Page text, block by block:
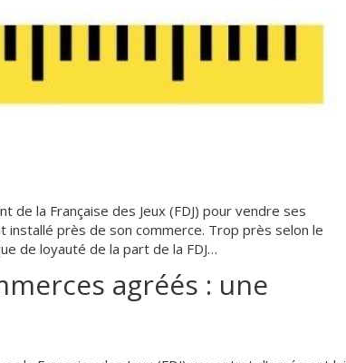
de la Française des Jeux (FDJ) pour vendre ses
installé près de son commerce. Trop près selon le
de loyauté de la part de la FDJ…
agréés : une